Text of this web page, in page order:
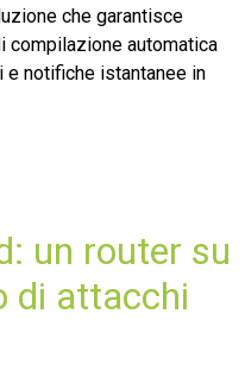
che garantisce
compilazione automatica
notifiche istantanee in
un router su
di attacchi